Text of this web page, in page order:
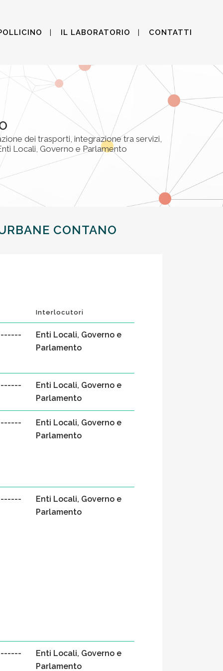
IL LABORATORIO CONTATTI
dei trasporti, integrazione tra servizi,
Locali, Governo e Parlamento
CONTANO
Interlocutori
Enti Locali, Governo e
Parlamento
Enti Locali, Governo e
Parlamento
Enti Locali, Governo e
Parlamento
Enti Locali, Governo e
Parlamento
Enti Locali, Governo e
Parlamento